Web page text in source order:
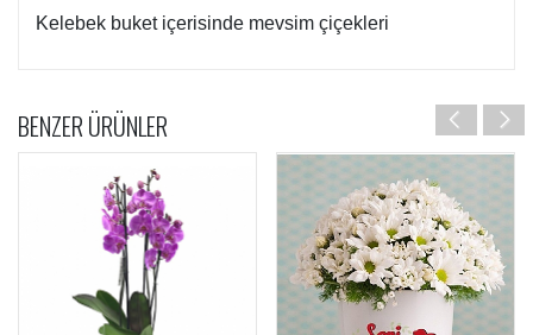
Kelebek buket içerisinde mevsim çiçekleri
BENZER ÜRÜNLER